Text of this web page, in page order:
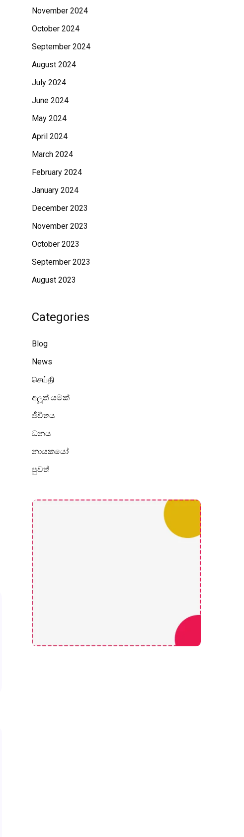
November 2024
October 2024
September 2024
August 2024
July 2024
June 2024
May 2024
April 2024
March 2024
February 2024
January 2024
December 2023
November 2023
October 2023
September 2023
August 2023
Categories
Blog
News
செய்தி
අලූත් යමක්
ජීවිතය
ධනය
නායකයෝ
පුවත්